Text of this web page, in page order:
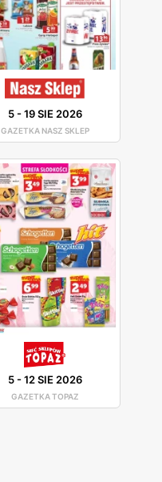
5-19 SIE 2026
GAZETKA NASZ SKLEP
5-12 SIE 2026
GAZETKA TOPAZ